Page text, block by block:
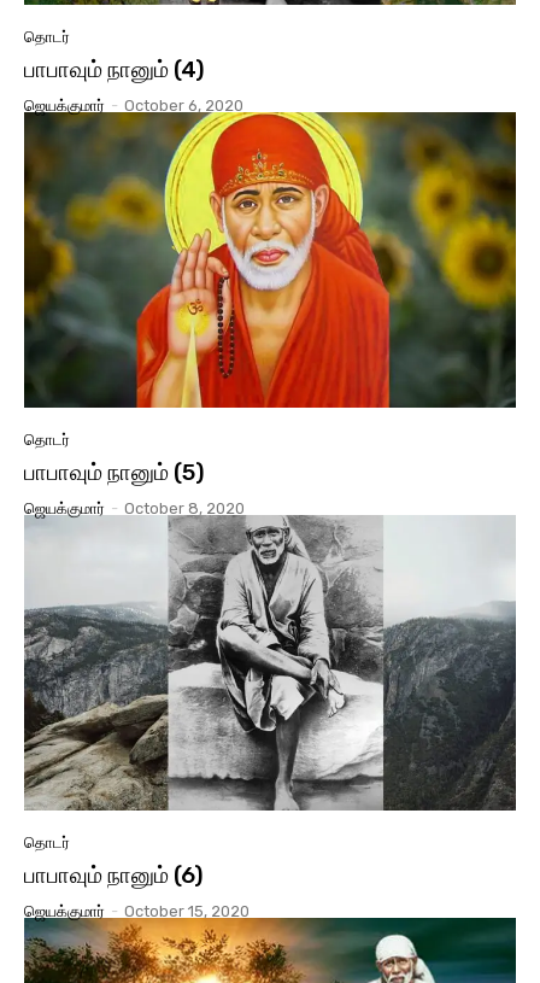
தொடர்
பாபாவும் நானும் (4)
ஜெயக்குமார் - October 6, 2020
தொடர்
பாபாவும் நானும் (5)
ஜெயக்குமார் - October 8, 2020
தொடர்
பாபாவும் நானும் (6)
ஜெயக்குமார் - October 15, 2020